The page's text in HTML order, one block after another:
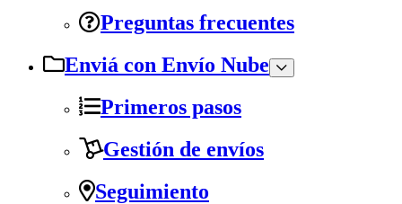
Preguntas frecuentes
Enviá con Envío Nube
Primeros pasos
Gestión de envíos
Seguimiento